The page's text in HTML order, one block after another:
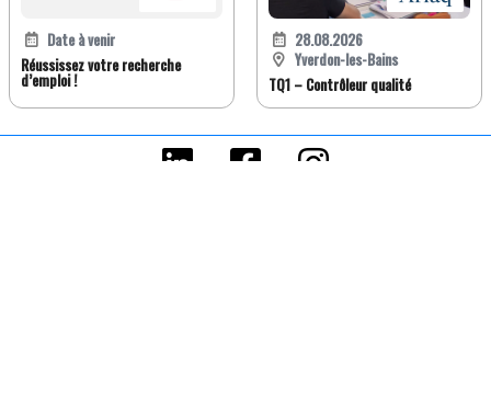
Date à venir
Réussissez votre recherche
d’emploi !
28.08.2026
Yverdon-les-Bains
TQ1 – Contrôleur qualité